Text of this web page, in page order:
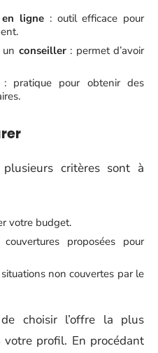
en ligne : outil efficace pour
un conseiller: permet d’avoir
pratique pour obtenir des
critères sont à
votre budget.
proposées pour
non couvertes par le
choisir l’offre la plus
profil. En procédant